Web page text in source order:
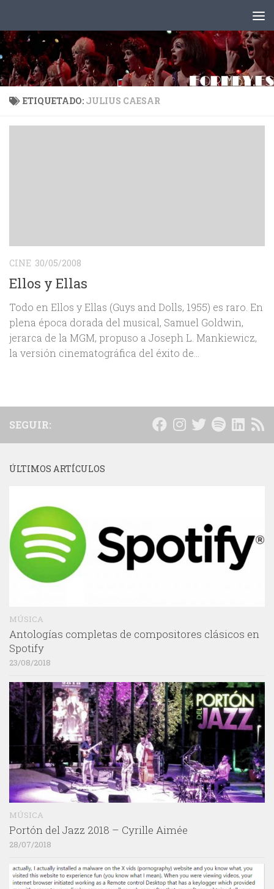
ETIQUETADO: JULIUS CAESAR
CINE 30/05/2008
Ellos y Ellas
Todo en Ellos y Ellas (Guys and Dolls, 1955) es raro. En
plena época dorada del musical, Samuel Goldwin,
jerarca de la MGM, propuso a Joseph L. Mankiewicz,
la versión cinematográfica del éxito de...
SEGUIR:
ÚLTIMOS ARTÍCULOS
MÚSICA
Antologías completas de compositores clásicos en
Spotify
23/08/2018
MÚSICA
Portón del Jazz 2018 – Cyrille Aimée
28/07/2018